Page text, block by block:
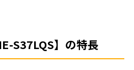
S37LQS】の特長